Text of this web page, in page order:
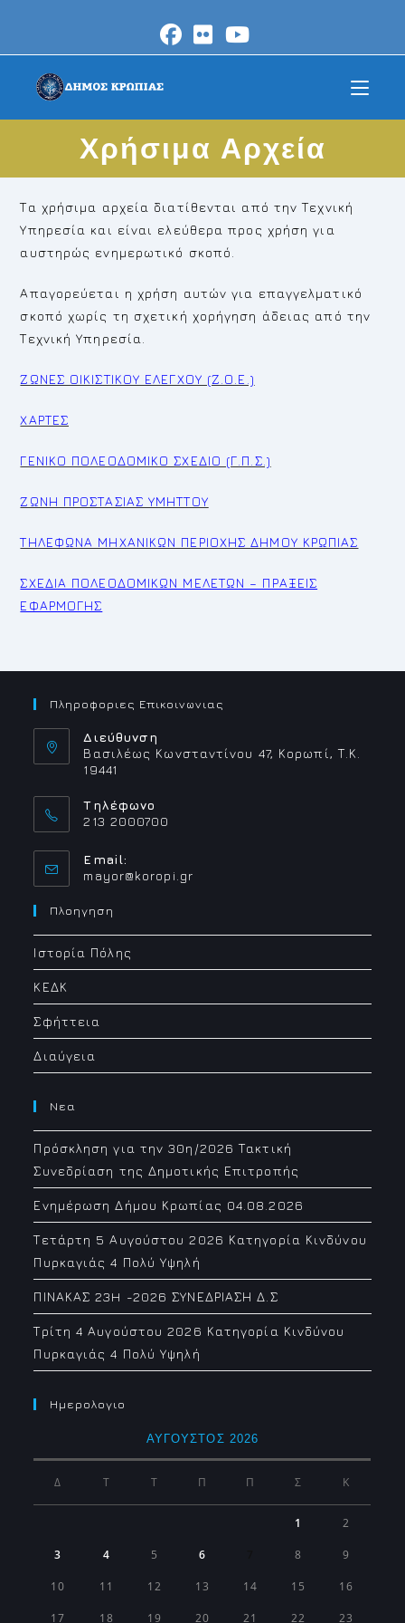
content
Χρήσιμα Αρχεία
Τα χρήσιμα αρχεία διατίθενται από την Τεχνική
Υπηρεσία και είναι ελεύθερα προς χρήση για
αυστηρώς ενημερωτικό σκοπό.
Απαγορεύεται η χρήση αυτών για επαγγελματικό
σκοπό χωρίς τη σχετική χορήγηση άδειας από την
Τεχνική Υπηρεσία.
ΖΩΝΕΣ ΟΙΚΙΣΤΙΚΟΥ ΕΛΕΓΧΟΥ (Ζ.Ο.Ε.)
ΧΑΡΤΕΣ
ΓΕΝΙΚΟ ΠΟΛΕΟΔΟΜΙΚΟ ΣΧΕΔΙΟ (Γ.Π.Σ.)
ΖΩΝΗ ΠΡΟΣΤΑΣΙΑΣ ΥΜΗΤΤΟΥ
ΤΗΛΕΦΩΝΑ ΜΗΧΑΝΙΚΩΝ ΠΕΡΙΟΧΗΣ ΔΗΜΟΥ ΚΡΩΠΙΑΣ
ΣΧΕΔΙΑ ΠΟΛΕΟΔΟΜΙΚΩΝ ΜΕΛΕΤΩΝ – ΠΡΑΞΕΙΣ
ΕΦΑΡΜΟΓΗΣ
Πληροφοριες Επικοινωνιας
Διεύθυνση
Βασιλέως Κωνσταντίνου 47, Κορωπί, Τ.Κ.
19441
Τηλέφωνο
213 2000700
Email:
mayor@koropi.grOpens
Πλοηγηση
Ιστορία Πόλης
ΚΕΔΚ
Σφήττεια
Διαύγεια
Νεα
Πρόσκληση για την 30η/2026 Τακτική
Συνεδρίαση της Δημοτικής Επιτροπής
Ενημέρωση Δήμου Κρωπίας 04.08.2026
Τετάρτη 5 Αυγούστου 2026 Κατηγορία Κινδύνου
Πυρκαγιάς 4 Πολύ Υψηλή
ΠΙΝΑΚΑΣ 23H -2026 ΣΥΝΕΔΡΙΑΣΗ Δ.Σ
Τρίτη 4 Αυγούστου 2026 Κατηγορία Κινδύνου
Πυρκαγιάς 4 Πολύ Υψηλή
Ημερολογιο
ΑΎΓΟΥΣΤΟΣ 2026
Δ Τ Τ Π Π Σ Κ
1 2
3 4 5 6 8 9
10 11 12 13 14 15 16
17 18 19 20 21 22 23